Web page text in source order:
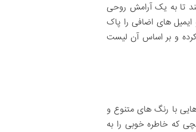
تا به یک آرامش روحی
های اضافی را پاک
کرده و بر اساس آن لیست
با رنگ های متنوع و
که خاطره خوبی را به